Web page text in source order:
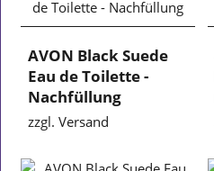
AVON Black Suede
Eau de Toilette -
Nachfüllung
zzgl. Versand